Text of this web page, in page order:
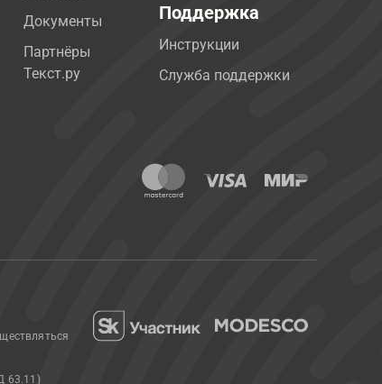
Документы
Партнёры
Текст.ру
Поддержка
Инструкции
Служба поддержки
63.11)